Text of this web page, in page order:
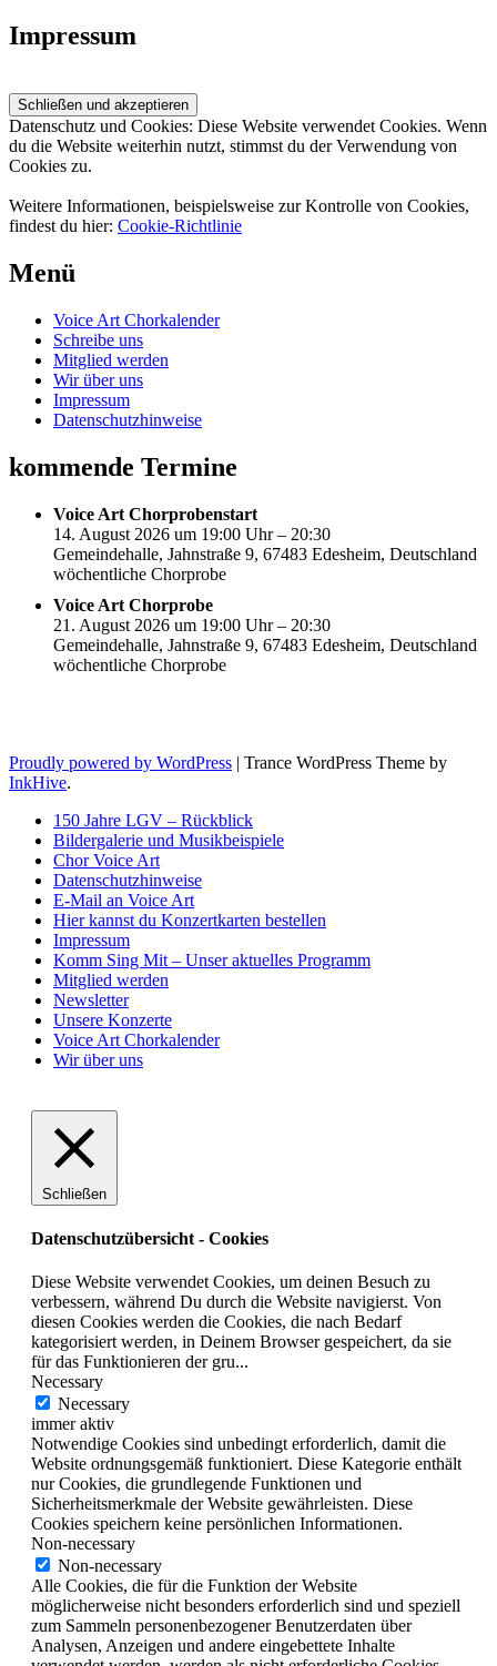
Impressum
Datenschutz und Cookies: Diese Website verwendet Cookies. Wenn
du die Website weiterhin nutzt, stimmst du der Verwendung von
Cookies zu.
Weitere Informationen, beispielsweise zur Kontrolle von Cookies,
findest du hier: Cookie-Richtlinie
Menü
Voice Art Chorkalender
Schreibe uns
Mitglied werden
Wir über uns
Impressum
Datenschutzhinweise
kommende Termine
Voice Art Chorprobenstart
14. August 2026 um 19:00 Uhr – 20:30
Gemeindehalle, Jahnstraße 9, 67483 Edesheim, Deutschland
wöchentliche Chorprobe
Voice Art Chorprobe
21. August 2026 um 19:00 Uhr – 20:30
Gemeindehalle, Jahnstraße 9, 67483 Edesheim, Deutschland
wöchentliche Chorprobe
Proudly powered by WordPress | Trance WordPress Theme by
InkHive.
150 Jahre LGV – Rückblick
Bildergalerie und Musikbeispiele
Chor Voice Art
Datenschutzhinweise
E-Mail an Voice Art
Hier kannst du Konzertkarten bestellen
Impressum
Komm Sing Mit – Unser aktuelles Programm
Mitglied werden
Newsletter
Unsere Konzerte
Voice Art Chorkalender
Wir über uns
Schließen
Datenschutzübersicht - Cookies
Diese Website verwendet Cookies, um deinen Besuch zu
verbessern, während Du durch die Website navigierst. Von
diesen Cookies werden die Cookies, die nach Bedarf
kategorisiert werden, in Deinem Browser gespeichert, da sie
für das Funktionieren der gru...
Necessary
Necessary
immer aktiv
Notwendige Cookies sind unbedingt erforderlich, damit die
Website ordnungsgemäß funktioniert. Diese Kategorie enthält
nur Cookies, die grundlegende Funktionen und
Sicherheitsmerkmale der Website gewährleisten. Diese
Cookies speichern keine persönlichen Informationen.
Non-necessary
Non-necessary
Alle Cookies, die für die Funktion der Website
möglicherweise nicht besonders erforderlich sind und speziell
zum Sammeln personenbezogener Benutzerdaten über
Analysen, Anzeigen und andere eingebettete Inhalte